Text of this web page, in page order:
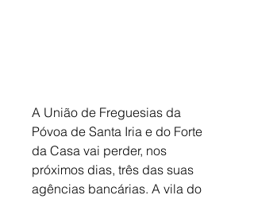
A União de Freguesias da
Póvoa de Santa Iria e do Forte
da Casa vai perder, nos
próximos dias, três das suas
agências bancárias. A vila do